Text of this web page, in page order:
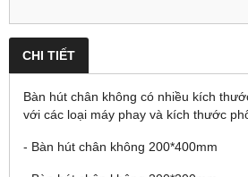
CHI TIẾT
Bàn hút chân không có nhiều kích
với các loại máy phay và kích thước
- Bàn hút chân không 200*400mm